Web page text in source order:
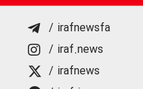
/ irafnewsfa
/ iraf.news
/ irafnews